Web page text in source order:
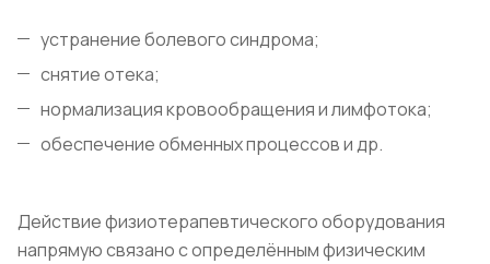
устранение болевого синдрома;
снятие отека;
нормализация кровообращения и лимфотока;
обеспечение обменных процессов и др.
Действие физиотерапевтического оборудования
напрямую связано с определённым физическим